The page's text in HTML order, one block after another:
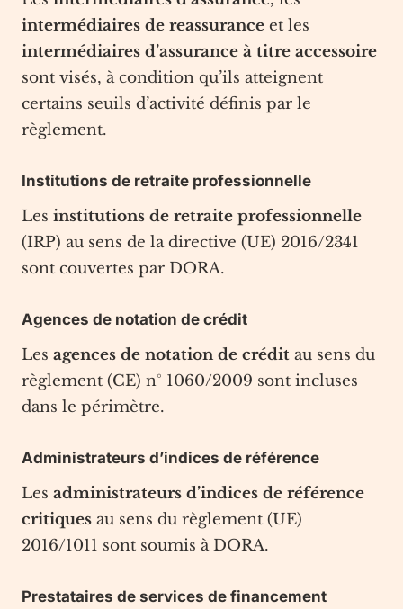
intermédiaires de reassurance et les
intermédiaires d’assurance à titre accessoire
sont visés, à condition qu’ils atteignent
certains seuils d’activité définis par le
règlement.
Institutions de retraite professionnelle
Les institutions de retraite professionnelle
(IRP) au sens de la directive (UE) 2016/2341
sont couvertes par DORA.
Agences de notation de crédit
Les agences de notation de crédit au sens du
règlement (CE) n° 1060/2009 sont incluses
dans le périmètre.
Administrateurs d’indices de référence
Les administrateurs d’indices de référence
critiques au sens du règlement (UE)
2016/1011 sont soumis à DORA.
Prestataires de services de financement